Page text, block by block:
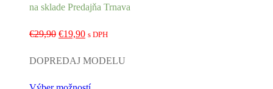
na sklade Predajňa Trnava
€29,90 Pôvodná
bola:
€29,90.
€19,90Aktuálna
je:
€19,90.
s DPH
DOPREDAJ MODELU